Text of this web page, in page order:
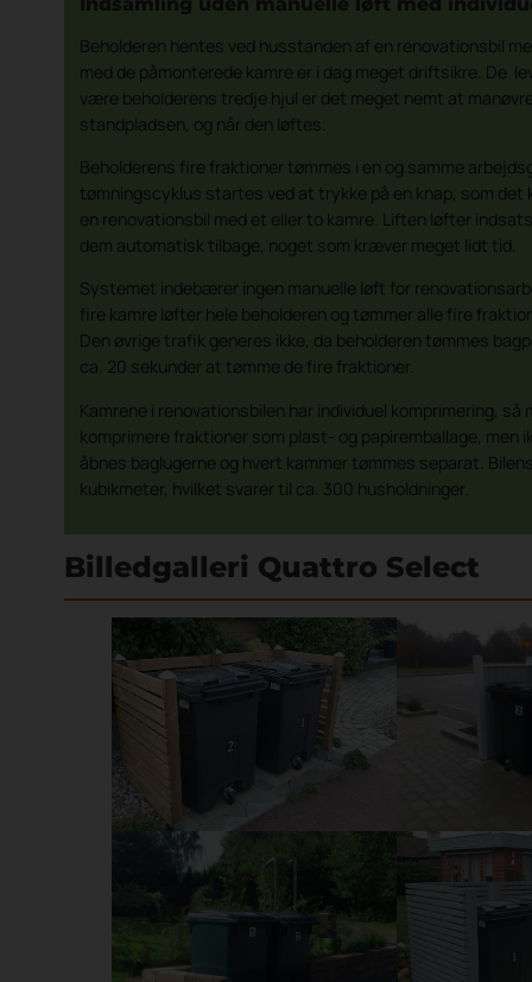
Indsamling uden manuelle løft med
Beholderen hentes ved husstanden af en renovationsbil
med de påmonterede kamre er i dag meget driftsikre. De
være beholderens tredje hjul er det meget nemt at
standpladsen, og når den løftes.
Beholderens fire fraktioner tømmes i en og samme
tømningscyklus startes ved at trykke på en knap, som det
en renovationsbil med et eller to kamre. Liften løfter
dem automatisk tilbage, noget som kræver meget lidt tid.
Systemet indebærer ingen manuelle løft for
fire kamre løfter hele beholderen og tømmer alle fire
Den øvrige trafik generes ikke, da beholderen tømmes
ca. 20 sekunder at tømme de fire fraktioner.
Kamrene i renovationsbilen har individuel komprimering,
komprimere fraktioner som plast- og papiremballage, men
åbnes baglugerne og hvert kammer tømmes separat.
kubikmeter, hvilket svarer til ca. 300 husholdninger.
Billedgalleri Quattro Select